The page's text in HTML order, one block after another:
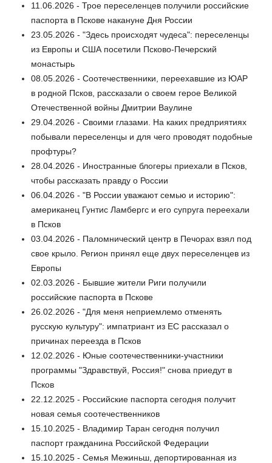
11.06.2026 - Трое переселенцев получили российские
паспорта в Пскове накануне Дня России
23.05.2026 - "Здесь происходят чудеса": переселенцы
из Европы и США посетили Псково-Печерский
монастырь
08.05.2026 - Соотечественники, переехавшие из ЮАР
в родной Псков, рассказали о своем герое Великой
Отечественной войны Дмитрии Ваулине
29.04.2026 - Своими глазами. На каких предприятиях
побывали переселенцы и для чего проводят подобные
профтуры?
28.04.2026 - Иностранные блогеры приехали в Псков,
чтобы рассказать правду о России
06.04.2026 - "В России уважают семью и историю":
американец Гунтис Ламбергс и его супруга переехали
в Псков
03.04.2026 - Паломнический центр в Печорах взял под
свое крыло. Регион принял еще двух переселенцев из
Европы
02.03.2026 - Бывшие жители Риги получили
российские паспорта в Пскове
26.02.2026 - "Для меня неприемлемо отменять
русскую культуру": импатриант из ЕС рассказал о
причинах переезда в Псков
12.02.2026 - Юные соотечественники-участники
программы "Здравствуй, Россия!" снова приедут в
Псков
22.12.2025 - Российские паспорта сегодня получит
новая семья соотечественников
15.10.2025 - Владимир Таран сегодня получил
паспорт гражданина Российской Федерации
15.10.2025 - Семья Межиньш, депортированная из